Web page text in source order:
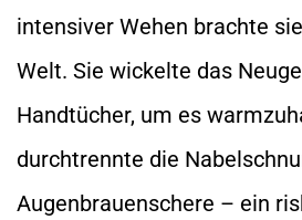
intensiver Wehen brachte
Welt. Sie wickelte das
Handtücher, um es
durchtrennte die
Augenbrauenschere – ein